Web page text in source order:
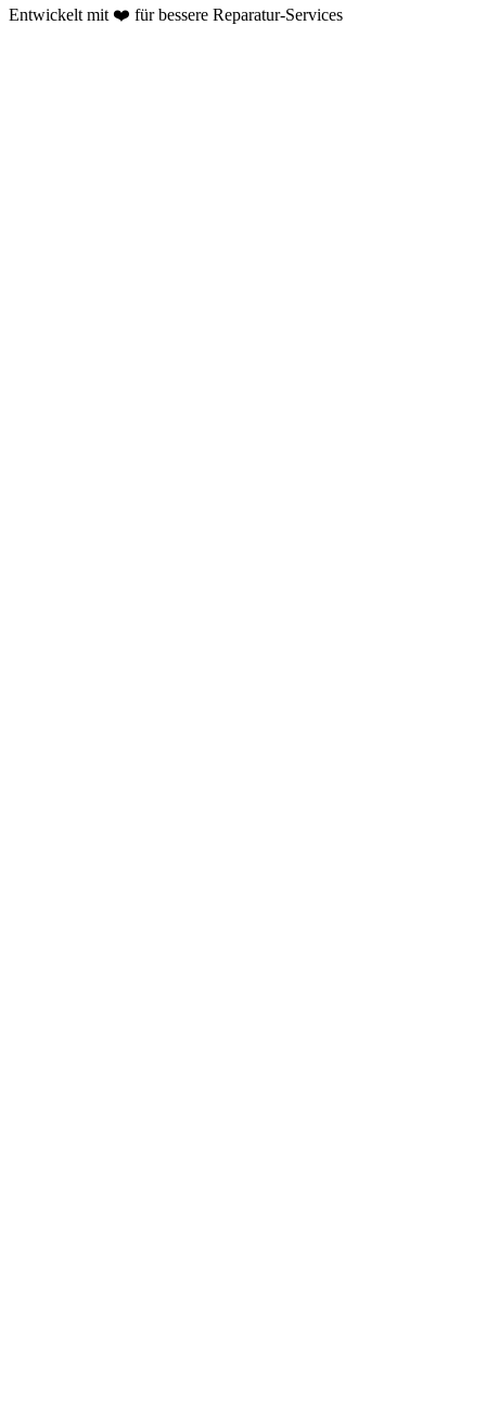
Entwickelt mit ❤️ für bessere Reparatur-Services